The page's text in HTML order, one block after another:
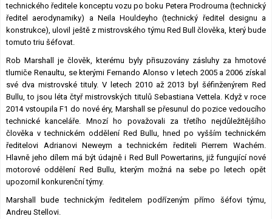
technického ředitele konceptu vozu po boku Petera Prodrouma (technický
ředitel aerodynamiky) a Neila Houldeyho (technický ředitel designu a
konstrukce), ulovil ještě z mistrovského týmu Red Bull člověka, který bude
tomuto triu šéfovat.
Rob Marshall je člověk, kterému byly přisuzovány zásluhy za hmotové
tlumiče Renaultu, se kterými Fernando Alonso v letech 2005 a 2006 získal
své dva mistrovské tituly. V letech 2010 až 2013 byl šéfinženýrem Red
Bullu, to jsou léta čtyř mistrovských titulů Sebastiana Vettela. Když v roce
2014 vstoupila F1 do nové éry, Marshall se přesunul do pozice vedoucího
technické kanceláře. Mnozí ho považovali za třetího nejdůležitějšího
člověka v technickém oddělení Red Bullu, hned po vyšším technickém
ředitelovi Adrianovi Neweym a technickém řediteli Pierrem Wachém.
Hlavně jeho dílem má být údajně i Red Bull Powertarins, již fungující nové
motorové oddělení Red Bullu, kterým možná na sebe po letech opět
upozornil konkurenční týmy.
Marshall bude technickým ředitelem podřízeným přímo šéfovi týmu,
Andreu Stellovi.